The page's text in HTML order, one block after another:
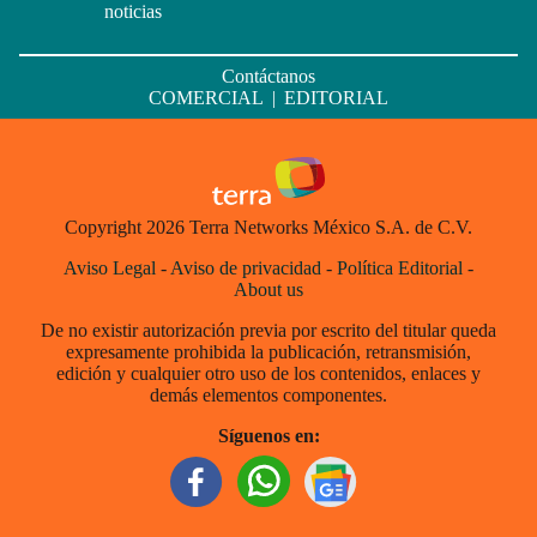
noticias
Contáctanos
COMERCIAL | EDITORIAL
Copyright 2026 Terra Networks México S.A. de C.V.
Aviso Legal - Aviso de privacidad - Política Editorial -
About us
De no existir autorización previa por escrito del titular queda
expresamente prohibida la publicación, retransmisión,
edición y cualquier otro uso de los contenidos, enlaces y
demás elementos componentes.
Síguenos en: